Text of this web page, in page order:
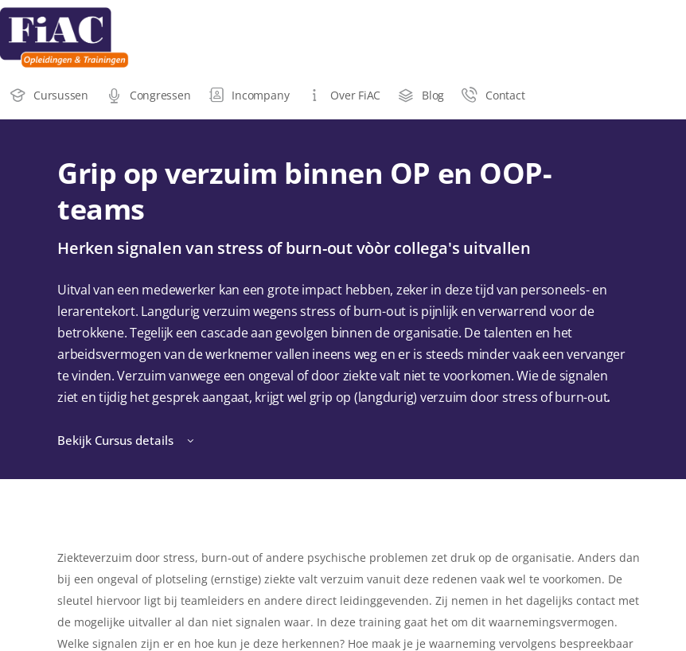
Cursussen Congressen Incompany Over FiAC Blog Contact
Grip op verzuim binnen OP en OOP-
teams
Herken signalen van stress of burn-out vòòr collega's uitvallen
Uitval van een medewerker kan een grote impact hebben, zeker in deze tijd van personeels- en
lerarentekort. Langdurig verzuim wegens stress of burn-out is pijnlijk en verwarrend voor de
betrokkene. Tegelijk een cascade aan gevolgen binnen de organisatie. De talenten en het
arbeidsvermogen van de werknemer vallen ineens weg en er is steeds minder vaak een vervanger
te vinden. Verzuim vanwege een ongeval of door ziekte valt niet te voorkomen. Wie de signalen
ziet en tijdig het gesprek aangaat, krijgt wel grip op (langdurig) verzuim door stress of burn-out.
Bekijk Cursus details
Ziekteverzuim door stress, burn-out of andere psychische problemen zet druk op de organisatie. Anders dan
bij een ongeval of plotseling (ernstige) ziekte valt verzuim vanuit deze redenen vaak wel te voorkomen. De
sleutel hiervoor ligt bij teamleiders en andere direct leidinggevenden. Zij nemen in het dagelijks contact met
de mogelijke uitvaller al dan niet signalen waar. In deze training gaat het om dit waarnemingsvermogen.
Welke signalen zijn er en hoe kun je deze herkennen? Hoe maak je je waarneming vervolgens bespreekbaar